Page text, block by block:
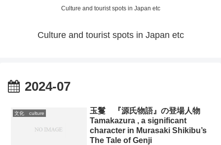
Culture and tourist spots in Japan etc
Culture and tourist spots in Japan etc
2024-07
文化 culture
玉鬘 『源氏物語』の登場人物
Tamakazura , a significant
character in Murasaki Shikibu’s
The Tale of Genji